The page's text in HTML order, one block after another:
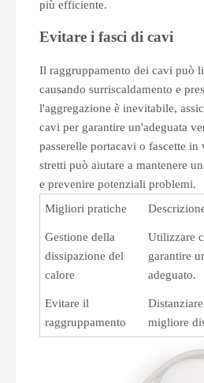
più efficiente.
Evitare i fasci di cavi
Il raggruppamento dei cavi può
causando surriscaldamento e
l'aggregazione è inevitabile,
cavi per garantire un'adeguata
passerelle portacavi o fascette
stretti può aiutare a mantenere
e prevenire potenziali problemi.
Migliori pratiche
Gestione della
dissipazione del
calore
Utilizzare
garantire
adeguato.
Evitare il
raggruppamento
migliore